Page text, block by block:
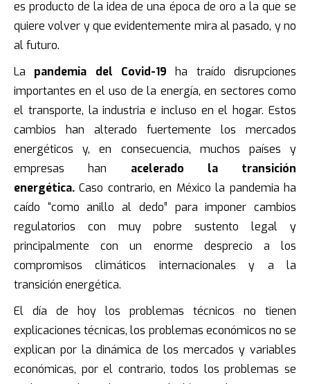
es producto de la idea de una época de oro a la que se
quiere volver y que evidentemente mira al pasado, y no
al futuro.
La pandemia del Covid-19 ha traído disrupciones
importantes en el uso de la energía, en sectores como
el transporte, la industria e incluso en el hogar. Estos
cambios han alterado fuertemente los mercados
energéticos y, en consecuencia, muchos países y
empresas han acelerado la transición
energética.Caso contrario, en México la pandemia ha
caído “como anillo al dedo” para imponer cambios
regulatorios con muy pobre sustento legal y
principalmente con un enorme desprecio a los
compromisos climáticos internacionales y a la
transición energética.
El día de hoy los problemas técnicos no tienen
explicaciones técnicas, los problemas económicos no se
explican por la dinámica de los mercados y variables
económicas, por el contrario, todos los problemas se